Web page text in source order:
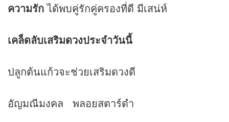
ความรักได้พบคู่รักคู่ครองที่ดี มีเสน่ห์
เคล็ดลับเสริมดวงประจำวันนี้
ปลูกต้นแก้วจะช่วยเสริมดวงดี
อัญมณีมงคล พลอยสตาร์ดำ